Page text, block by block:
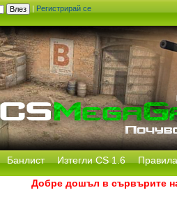
| Регистрирай се
Банлист Изтегли CS 1.6 Правила
Добре дошъл в сървърите на CS